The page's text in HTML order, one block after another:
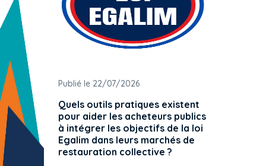
Publié le 22/07/2026
Quels outils pratiques existent
pour aider les acheteurs publics
à intégrer les objectifs de la loi
Egalim dans leurs marchés de
restauration collective ?